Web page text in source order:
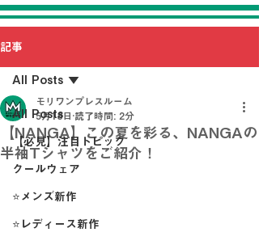
記事
All Posts
【必見】注目トピック
クールウェア
⭐メンズ新作
⭐レディース新作
All Posts
【NANGA】この夏を彩る、NANGAの
半袖Tシャツをご紹介！
モリワンプレスルーム
5月18日 読了時間: 2分